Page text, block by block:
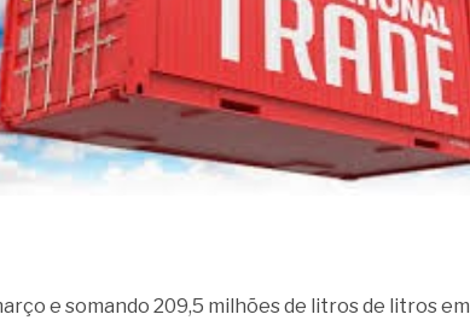
e somando 209,5 milhões de litros de litros em